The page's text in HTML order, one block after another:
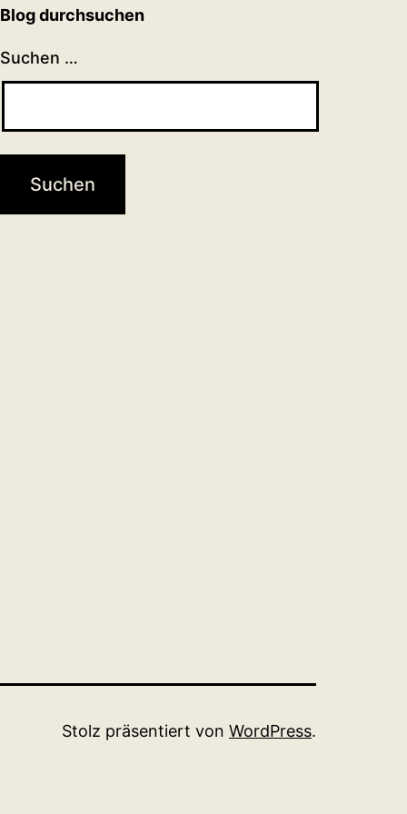
Blog durchsuchen
Suchen …
Stolz präsentiert von WordPress.